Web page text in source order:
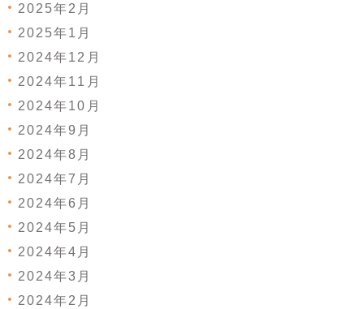
2025年2月
2025年1月
2024年12月
2024年11月
2024年10月
2024年9月
2024年8月
2024年7月
2024年6月
2024年5月
2024年4月
2024年3月
2024年2月